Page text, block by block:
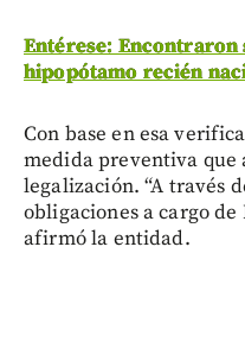
Entérese:
hipopótamo recién
Con base en esa
medida preventiva que
legalización. “A través
obligaciones a cargo de
afirmó la entidad.